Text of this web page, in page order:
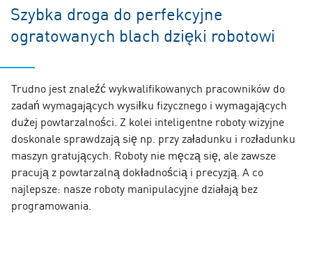
Szybka droga do perfekcyjne
ogratowanych blach dzięki robotowi
Trudno jest znaleźć wykwalifikowanych pracowników do
zadań wymagających wysiłku fizycznego i wymagających
dużej powtarzalności. Z kolei inteligentne roboty wizyjne
doskonale sprawdzają się np. przy załadunku i rozładunku
maszyn gratujących. Roboty nie męczą się, ale zawsze
pracują z powtarzalną dokładnością i precyzją. A co
najlepsze: nasze roboty manipulacyjne działają bez
programowania.